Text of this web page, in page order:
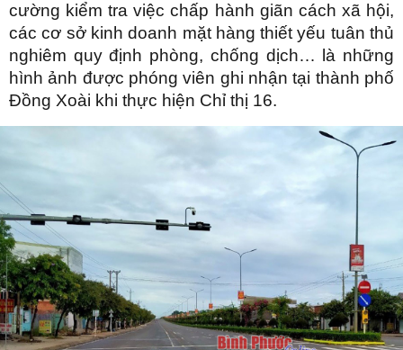
cường kiểm tra việc chấp hành giãn cách xã hội,
các cơ sở kinh doanh mặt hàng thiết yếu tuân thủ
nghiêm quy định phòng, chống dịch… là những
hình ảnh được phóng viên ghi nhận tại thành phố
Đồng Xoài khi thực hiện Chỉ thị 16.